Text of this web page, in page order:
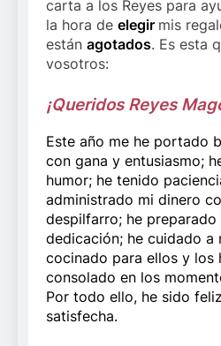
carta a los Reyes para
la hora de elegir mis
están agotados. Es esta
vosotros:
¡Queridos Reyes
Este año me he portado
con gana y entusiasmo;
humor; he tenido
administrado mi dinero
despilfarro; he
dedicación; he cuidado a
cocinado para ellos y los
consolado en los
Por todo ello, he sido
satisfecha.